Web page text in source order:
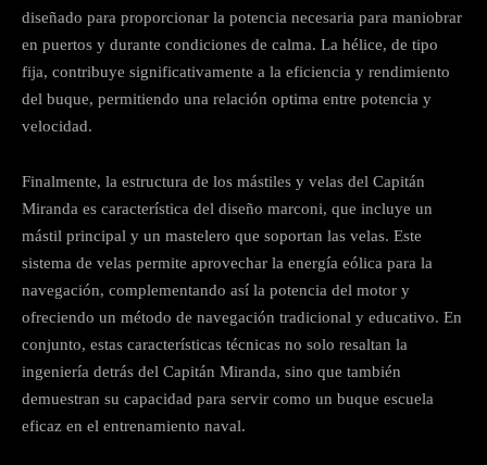
diseñado para proporcionar la potencia necesaria para maniobrar
en puertos y durante condiciones de calma. La hélice, de tipo
fija, contribuye significativamente a la eficiencia y rendimiento
del buque, permitiendo una relación optima entre potencia y
velocidad.
Finalmente, la estructura de los mástiles y velas del Capitán
Miranda es característica del diseño marconi, que incluye un
mástil principal y un mastelero que soportan las velas. Este
sistema de velas permite aprovechar la energía eólica para la
navegación, complementando así la potencia del motor y
ofreciendo un método de navegación tradicional y educativo. En
conjunto, estas características técnicas no solo resaltan la
ingeniería detrás del Capitán Miranda, sino que también
demuestran su capacidad para servir como un buque escuela
eficaz en el entrenamiento naval.